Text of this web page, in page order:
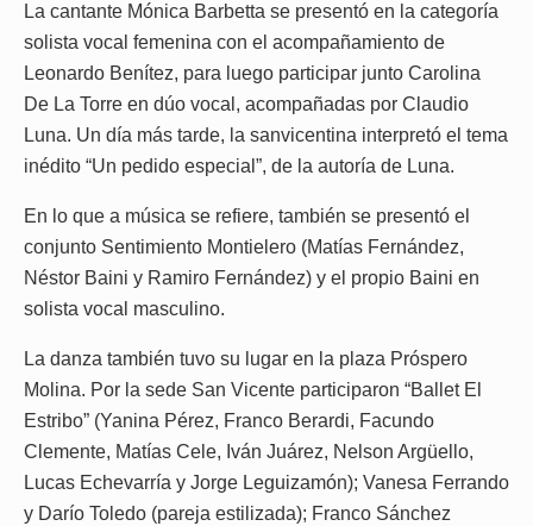
La cantante Mónica Barbetta se presentó en la categoría
solista vocal femenina con el acompañamiento de
Leonardo Benítez, para luego participar junto Carolina
De La Torre en dúo vocal, acompañadas por Claudio
Luna. Un día más tarde, la sanvicentina interpretó el tema
inédito “Un pedido especial”, de la autoría de Luna.
En lo que a música se refiere, también se presentó el
conjunto Sentimiento Montielero (Matías Fernández,
Néstor Baini y Ramiro Fernández) y el propio Baini en
solista vocal masculino.
La danza también tuvo su lugar en la plaza Próspero
Molina. Por la sede San Vicente participaron “Ballet El
Estribo” (Yanina Pérez, Franco Berardi, Facundo
Clemente, Matías Cele, Iván Juárez, Nelson Argüello,
Lucas Echevarría y Jorge Leguizamón); Vanesa Ferrando
y Darío Toledo (pareja estilizada); Franco Sánchez